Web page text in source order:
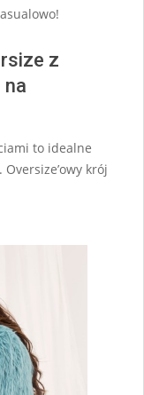
z
to idealne
krój